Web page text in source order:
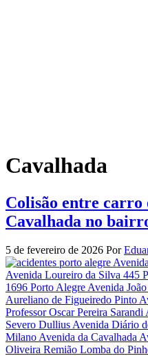
Cavalhada
Colisão entre carro
Cavalhada no
5 de fevereiro de 2026 Por